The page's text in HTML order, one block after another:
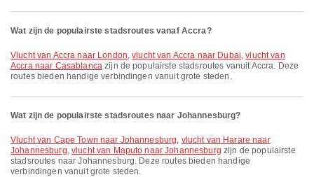
Wat zijn de populairste stadsroutes vanaf Accra?
vlucht van Accra naar London,vlucht van Accra naar Dubai,vlucht van
Accra naar Casablancazijn de populairste stadsroutes vanuit Accra. Deze
routes bieden handige verbindingen vanuit grote steden.
Wat zijn de populairste stadsroutes naar Johannesburg?
vlucht van Cape Town naar Johannesburg, vlucht van Harare naar
Johannesburg, vlucht van Maputo naar Johannesburg zijn de populairste
stadsroutes naar Johannesburg. Deze routes bieden handige
verbindingen vanuit grote steden.